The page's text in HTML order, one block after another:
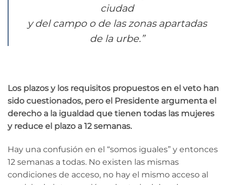
ciudad
y del campo o de las zonas apartadas
de la urbe.”
Los plazos y los requisitos propuestos en el veto han
sido cuestionados, pero el Presidente argumenta el
derecho a la igualdad que tienen todas las mujeres
y reduce el plazo a 12 semanas.
Hay una confusión en el “somos iguales” y entonces
12 semanas a todas. No existen las mismas
condiciones de acceso, no hay el mismo acceso al